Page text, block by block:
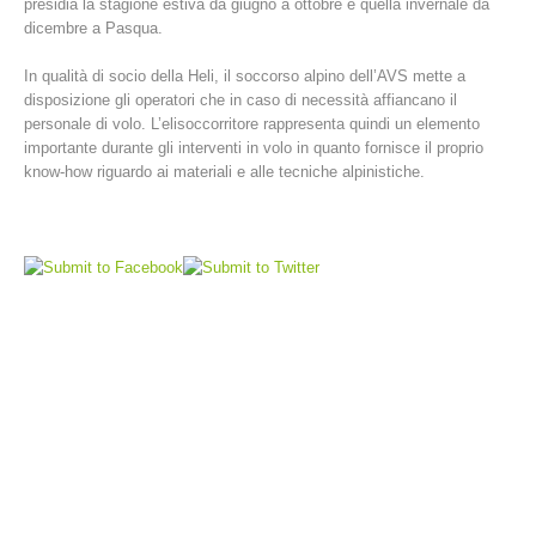
presidia la stagione estiva da giugno a ottobre e quella invernale da
dicembre a Pasqua.
In qualità di socio della Heli, il soccorso alpino dell’AVS mette a
disposizione gli operatori che in caso di necessità affiancano il
personale di volo. L’elisoccorritore rappresenta quindi un elemento
importante durante gli interventi in volo in quanto fornisce il proprio
know-how riguardo ai materiali e alle tecniche alpinistiche.